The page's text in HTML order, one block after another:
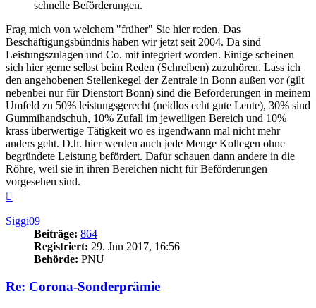
schnelle Beförderungen.
Frag mich von welchem "früher" Sie hier reden. Das
Beschäftigungsbündnis haben wir jetzt seit 2004. Da sind
Leistungszulagen und Co. mit integriert worden. Einige scheinen
sich hier gerne selbst beim Reden (Schreiben) zuzuhören. Lass ich
den angehobenen Stellenkegel der Zentrale in Bonn außen vor (gilt
nebenbei nur für Dienstort Bonn) sind die Beförderungen in meinem
Umfeld zu 50% leistungsgerecht (neidlos echt gute Leute), 30% sind
Gummihandschuh, 10% Zufall im jeweiligen Bereich und 10%
krass überwertige Tätigkeit wo es irgendwann mal nicht mehr
anders geht. D.h. hier werden auch jede Menge Kollegen ohne
begründete Leistung befördert. Dafür schauen dann andere in die
Röhre, weil sie in ihren Bereichen nicht für Beförderungen
vorgesehen sind.
Siggi09
Beiträge: 864
Registriert: 29. Jun 2017, 16:56
Behörde: PNU
Re: Corona-Sonderprämie